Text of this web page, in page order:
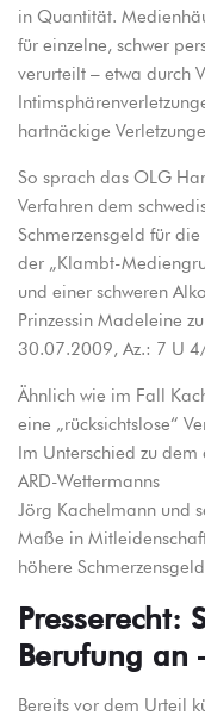
in Quantität.
für einzelne, schwer
verurteilt – etwa durch
hartnäckige
So sprach das OLG
Verfahren dem
Schmerzensgeld für
der „Klambt-
und einer schweren
Prinzessin Madeleine
30.07.2009, Az.: 7 U
Ähnlich wie im Fall
eine „rücksichtslose“
Im Unterschied zu
ARD-Wettermanns
Jörg Kachelmann und
Maße in
höhere
Presserecht:
Berufung an
Bereits vor dem Urteil